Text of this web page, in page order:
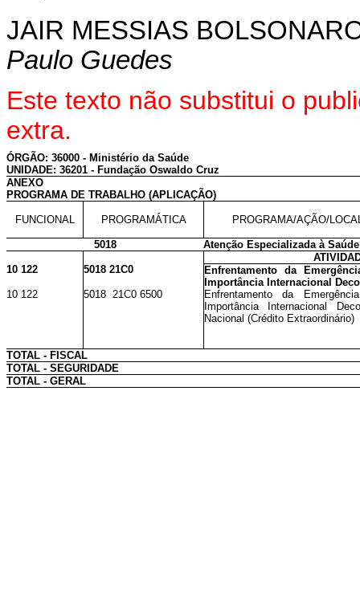
JAIR MESSIAS
Paulo Guedes
Este texto não substitui o
extra.
ÓRGÃO: 36000 - Ministério da Saúde
UNIDADE: 36201 - Fundação Oswaldo Cruz
ANEXO
PROGRAMA DE TRABALHO (APLICAÇÃO)
FUNCIONAL PROGRAMÁTICA PROGRAMA/AÇÃO/
5018
Atenção Especializada à Saúde
10 122
5018 21C0
Enfrentamento da
Importância Internacional
10 122
5018 21C0 6500
Enfrentamento da
Importância Internacional
Nacional (Crédito Extraordinário)
TOTAL - FISCAL
TOTAL - SEGURIDADE
TOTAL - GERAL